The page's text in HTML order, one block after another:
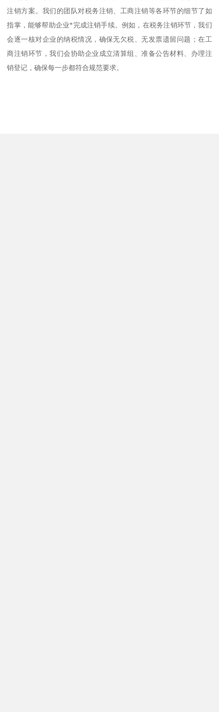
注销方案。我们的团队对税务注销、工商注销等各环节的细节了如
指掌，能够帮助企业*完成注销手续。例如，在税务注销环节，我们
会逐一核对企业的纳税情况，确保无欠税、无发票遗留问题；在工
商注销环节，我们会协助企业成立清算组、准备公告材料、办理注
销登记，确保每一步都符合规范要求。